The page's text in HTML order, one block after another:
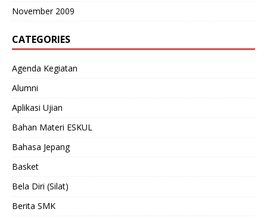
November 2009
CATEGORIES
Agenda Kegiatan
Alumni
Aplikasi Ujian
Bahan Materi ESKUL
Bahasa Jepang
Basket
Bela Diri (Silat)
Berita SMK